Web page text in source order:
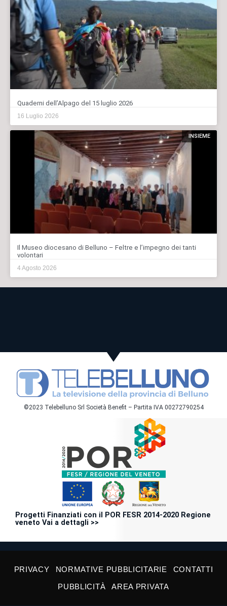
Quaderni dell’Alpago del 15 luglio 2026
16 Luglio 2026
INSIEME
Il Museo diocesano di Belluno – Feltre e l’impegno dei tanti
volontari
4 Agosto 2026
©2023 Telebelluno Srl Società Benefit – Partita IVA 00272790254
Progetti Finanziati con il POR FESR 2014-2020 Regione
veneto Vai a dettagli >>
PRIVACY NORMATIVE PUBBLICITARIE
CONTATTI
PUBBLICITÀ
AREA PRIVATA